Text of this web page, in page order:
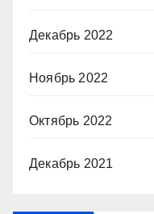
Декабрь 2022
Ноябрь 2022
Октябрь 2022
Декабрь 2021